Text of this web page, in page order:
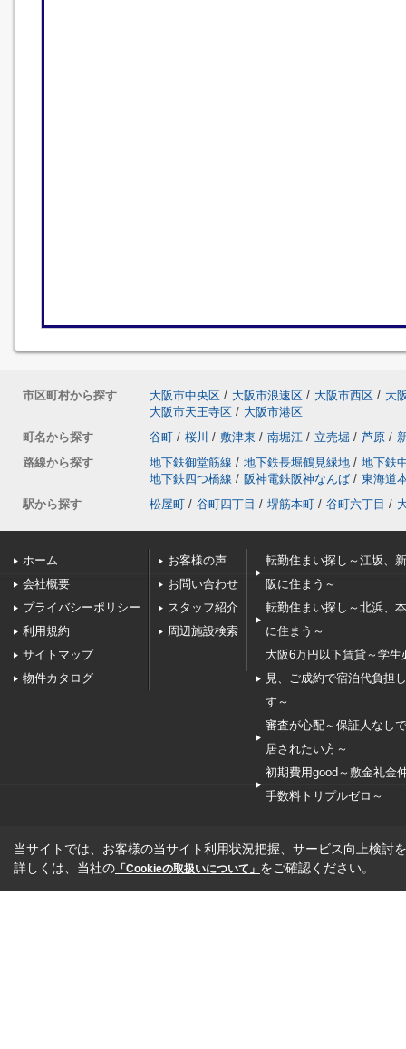
市区町村から探す 大阪市中央区 / 大阪市浪速区 / 大阪市西区 / 大
大阪市天王寺区 / 大阪市港区
町名から探す
谷町 / 桜川 / 敷津東 / 南堀江 / 立売堀 / 芦原 /
路線から探す
地下鉄御堂筋線 / 地下鉄長堀鶴見緑地 / 地下鉄
地下鉄四つ橋線 / 阪神電鉄阪神なんば / 東海道
駅から探す
松屋町 / 谷町四丁目 / 堺筋本町 / 谷町六丁目 /
ホーム
会社概要
プライバシーポリシー
利用規約
サイトマップ
物件カタログ
お客様の声
お問い合わせ
スタッフ紹介
周辺施設検索
転勤住まい探し～江坂、
阪に住まう～
転勤住まい探し～北浜、
に住まう～
大阪6万円以下賃貸～学生
見、ご成約で宿泊代負担
す～
審査が心配～保証人なし
居されたい方～
初期費用good～敷金礼金
手数料トリプルゼロ～
当サイトでは、お客様の当サイト利用状況把握、サービス向上検討
詳しくは、当社の 「Cookieの取扱いについて」 をご確認ください。